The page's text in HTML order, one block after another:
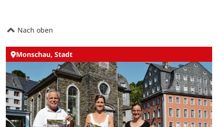
Nach oben
Monschau, Stadt